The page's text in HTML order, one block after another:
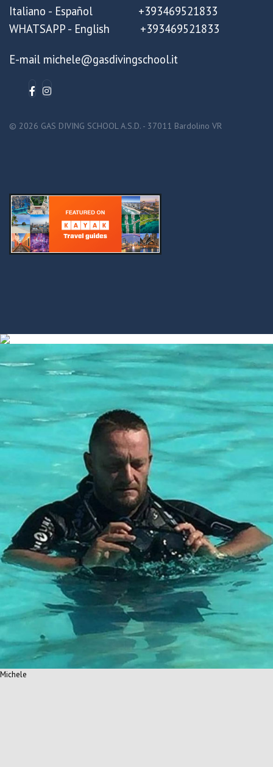
Italiano - Español +393469521833
WHATSAPP - English +393469521833
E-mail michele@gasdivingschool.it
© 2026 GAS DIVING SCHOOL A.S.D. - 37011 Bardolino VR
Michele